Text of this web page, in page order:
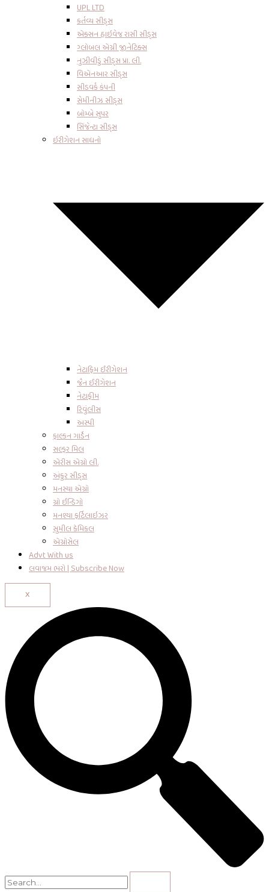
UPL LTD
કર્તવ્ય સીડ્સ
એક્સન હાઇવેજ રાસી સીડ્સ
ગ્લોબલ એગ્રી જીનેટિક્સ
નુઝીવીડું સીડ્સ પ્રા. લી.
વિએનઆર સીડ્સ
સીડવર્ક કંપની
સેમીનીઝ સીડ્સ
બોમ્બે સુપર
સિંજેન્ટા સીડ્સ
ઇરીગેશન સાધનો
નેટાફિમ ઈરીગેશન
જૈન ઈરીગેશન
નેટાફીમ
રિવુંલીસ
અસ્પી
ફાલ્કન ગાર્ડેન
સલ્ફર મિલ
એરીસ એગ્રો લી.
અંકુર સીડ્સ
મનસ્યા એગ્રો
ગ્રો ઈન્ડિગો
મનશ્યા ફર્ટિલાઇઝર
સુમીલ કેમિકલ
એગ્રોસેલ
Advt With us
લવાજમ ભરો | Subscribe Now
X